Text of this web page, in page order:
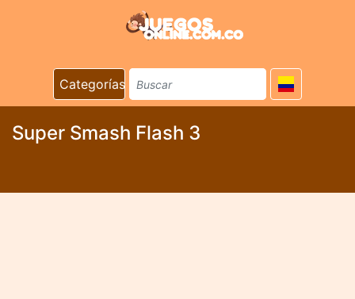
Categorías
Super Smash Flash 3